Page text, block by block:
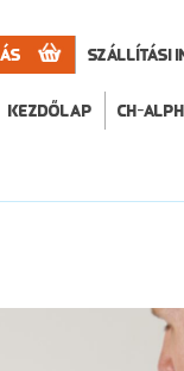
Szállítási
Kezdőlap CH-